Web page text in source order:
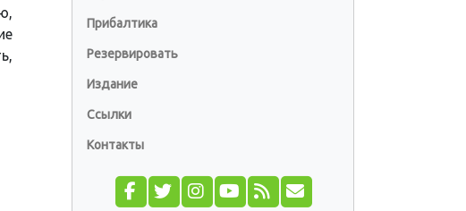
Прибалтика
Резервировать
Издание
Ссылки
Контакты